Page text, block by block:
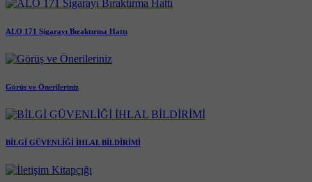
ALO 171 Sigarayı Bıraktırma Hattı
Görüş ve Önerileriniz
BİLGİ GÜVENLİĞİ İHLAL BİLDİRİMİ